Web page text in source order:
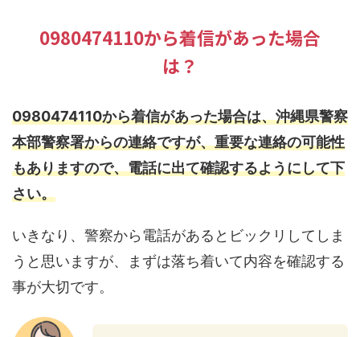
0980474110から着信があった場合
は？
0980474110から着信があった場合は、沖縄県警察
本部警察署からの連絡ですが、重要な連絡の可能性
もありますので、電話に出て確認するようにして下
さい。
いきなり、警察から電話があるとビックリしてしま
うと思いますが、まずは落ち着いて内容を確認する
事が大切です。